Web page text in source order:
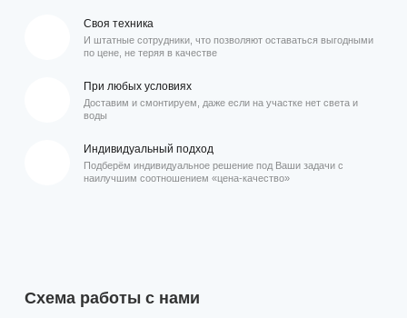
Своя техника
И штатные сотрудники, что позволяют оставаться выгодными
по цене, не теряя в качестве
При любых условиях
Доставим и смонтируем, даже если на участке нет света и
воды
Индивидуальный подход
Подберём индивидуальное решение под Ваши задачи с
наилучшим соотношением «цена-качество»
Схема работы с нами